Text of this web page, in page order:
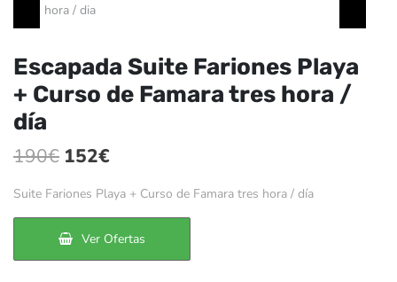
Escapada Suite Fariones Playa
+ Curso de Famara tres hora /
día
190€ El
precio
era:
190€.
152€
precio
es:
152€.
Suite Fariones Playa + Curso de Famara tres hora / día
Ver Ofertas